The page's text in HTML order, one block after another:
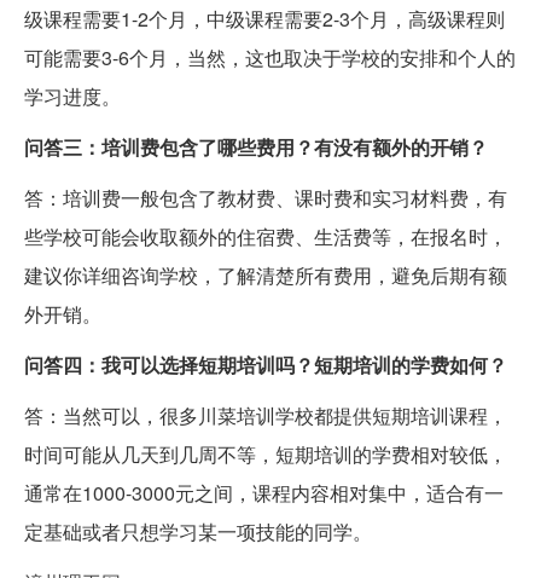
级课程需要1-2个月，中级课程需要2-3个月，高级课程则
可能需要3-6个月，当然，这也取决于学校的安排和个人的
学习进度。
问答三：培训费包含了哪些费用？有没有额外的开销？
答：培训费一般包含了教材费、课时费和实习材料费，有
些学校可能会收取额外的住宿费、生活费等，在报名时，
建议你详细咨询学校，了解清楚所有费用，避免后期有额
外开销。
问答四：我可以选择短期培训吗？短期培训的学费如何？
答：当然可以，很多川菜培训学校都提供短期培训课程，
时间可能从几天到几周不等，短期培训的学费相对较低，
通常在1000-3000元之间，课程内容相对集中，适合有一
定基础或者只想学习某一项技能的同学。